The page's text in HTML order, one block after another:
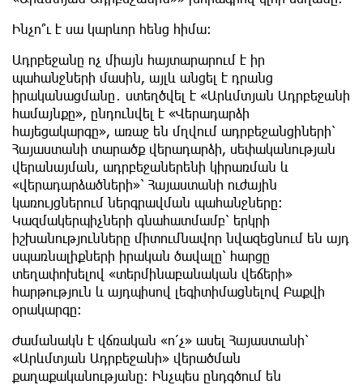
Ինչո՞ւ է սա կարևոր հենց հիմա։
Ադրբեջանը ոչ միայն հայտարարում է իր
պահանջների մասին, այլև անցել է դրանց
իրականացմանը․ ստեղծվել է «Արևմտյան Ադրբեջանի
համայնքը», ընդունվել է «Վերադարձի
հայեցակարգը», առաջ են մղվում ադրբեջանցիների՝
Հայաստանի տարածք վերադարձի, սեփականության
վերանայման, ադրբեջաներենի կիրառման և
«վերադարձածների»՝ Հայաստանի ուժային
կառույցներում ներգրավման պահանջները։
Կազմակերպիչների գնահատմամբ՝ երկրի
իշխանությունները միտումնավոր նվազեցնում են այդ
սպառնալիքների իրական ծավալը՝ հարցը
տեղափոխելով «տերմինաբանական վեճերի»
հարթություն և այդպիսով լեգիտիմացնելով Բաքվի
օրակարգը։
Ժամանակն է վճռական «ո՛չ» ասել Հայաստանի՝
«Արևմտյան Ադրբեջանի» վերածման
քաղաքականությանը։ Ինչպես ընդգծում են